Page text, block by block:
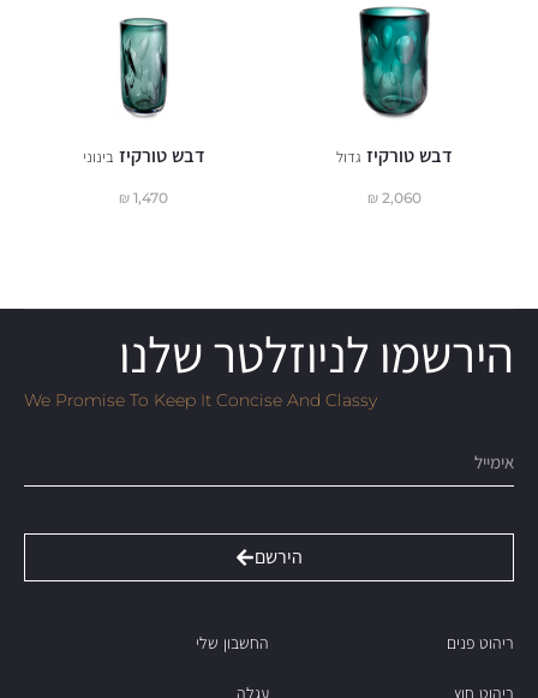
דבש טורקיז גדול
2,060
₪
דבש טורקיז בינוני
1,470
₪
הירשמו לניוזלטר שלנו
We Promise To Keep It Concise And Classy
הירשם
ריהוט פנים
ריהוט חוץ
החשבון שלי
עגלה